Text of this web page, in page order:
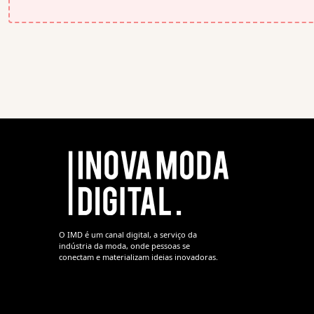
O IMD é um canal digital, a serviço da
indústria da moda, onde pessoas se
conectam e materializam ideias inovadoras.